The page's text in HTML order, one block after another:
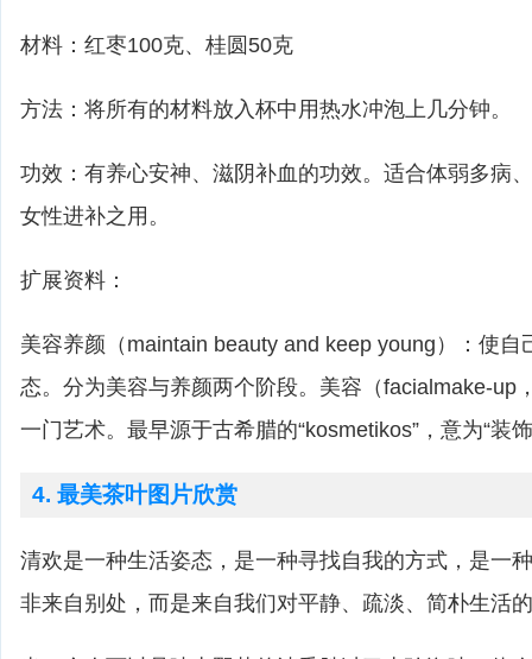
材料：红枣100克、桂圆50克
方法：将所有的材料放入杯中用热水冲泡上几分钟。
功效：有养心安神、滋阴补血的功效。适合体弱多病
女性进补之用。
扩展资料：
美容养颜（maintain beauty and keep young）：使自
态。分为美容与养颜两个阶段。美容（facialmake-up
一门艺术。最早源于古希腊的“kosmetikos”，意为“装
4. 最美茶叶图片欣赏
清欢是一种生活姿态，是一种寻找自我的方式，是一
非来自别处，而是来自我们对平静、疏淡、简朴生活